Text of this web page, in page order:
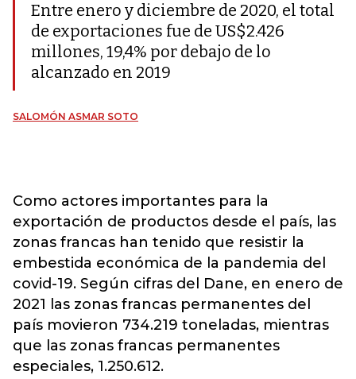
Entre enero y diciembre de 2020, el total
de exportaciones fue de US$2.426
millones, 19,4% por debajo de lo
alcanzado en 2019
SALOMÓN ASMAR SOTO
Como actores importantes para la
exportación de productos desde el país, las
zonas francas han tenido que resistir la
embestida económica de la pandemia del
covid-19. Según cifras del Dane, en enero de
2021 las zonas francas permanentes del
país movieron 734.219 toneladas, mientras
que las zonas francas permanentes
especiales, 1.250.612.